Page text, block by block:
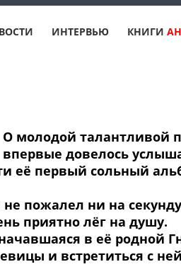
ИНТЕРВЬЮ КНИГИ АН
О молодой талантливой
впервые довелось
её первый сольный
пожалел ни на
приятно лёг на душу.
в её родной
и встретиться с